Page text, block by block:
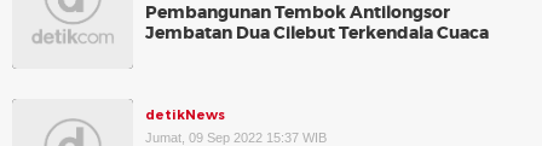
Pembangunan Tembok Antilongsor
Jembatan Dua Cilebut Terkendala Cuaca
detikNews
Jumat, 09 Sep 2022 15:37 WIB